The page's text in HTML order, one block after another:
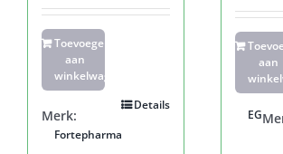
€11,90.€9,94.
Toevoegen
aan
winkelwagen
Details
Merk:
Fortepharma
aan
EG